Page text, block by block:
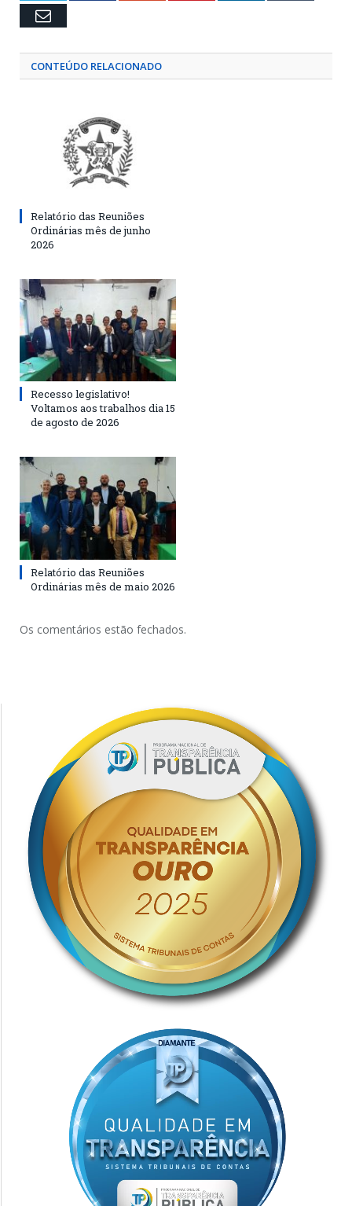
Email
CONTEÚDO RELACIONADO
Relatório das Reuniões
Ordinárias mês de junho
2026
Recesso legislativo!
Voltamos aos trabalhos dia 15
de agosto de 2026
Relatório das Reuniões
Ordinárias mês de maio 2026
Os comentários estão fechados.